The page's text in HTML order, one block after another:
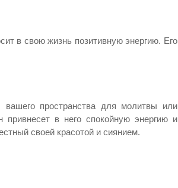
в свою жизнь позитивную энергию. Его
пространства для молитвы или
в него спокойную энергию и
своей красотой и сиянием.